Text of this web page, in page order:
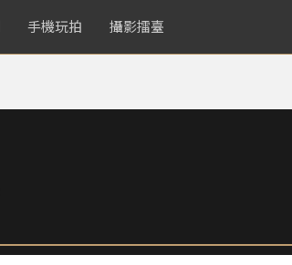
手機玩拍 攝影擂臺